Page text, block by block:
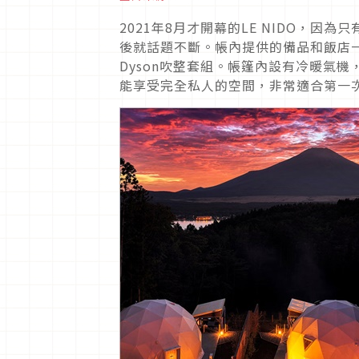
2021年8月才開幕的LE NIDO，因為只
後就話題不斷。帳內提供的備品和飯
Dyson吹整套組。帳篷內設有冷暖氣機
能享受完全私人的空間，非常適合第一